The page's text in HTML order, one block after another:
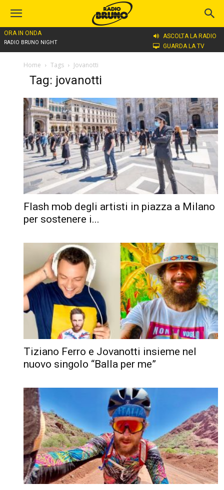
ORA IN ONDA
RADIO BRUNO NIGHT
ASCOLTA LA RADIO
GUARDA LA TV
Home Tags Jovanotti
Tag: jovanotti
Flash mob degli artisti in piazza a Milano
per sostenere i...
Tiziano Ferro e Jovanotti insieme nel
nuovo singolo “Balla per me”